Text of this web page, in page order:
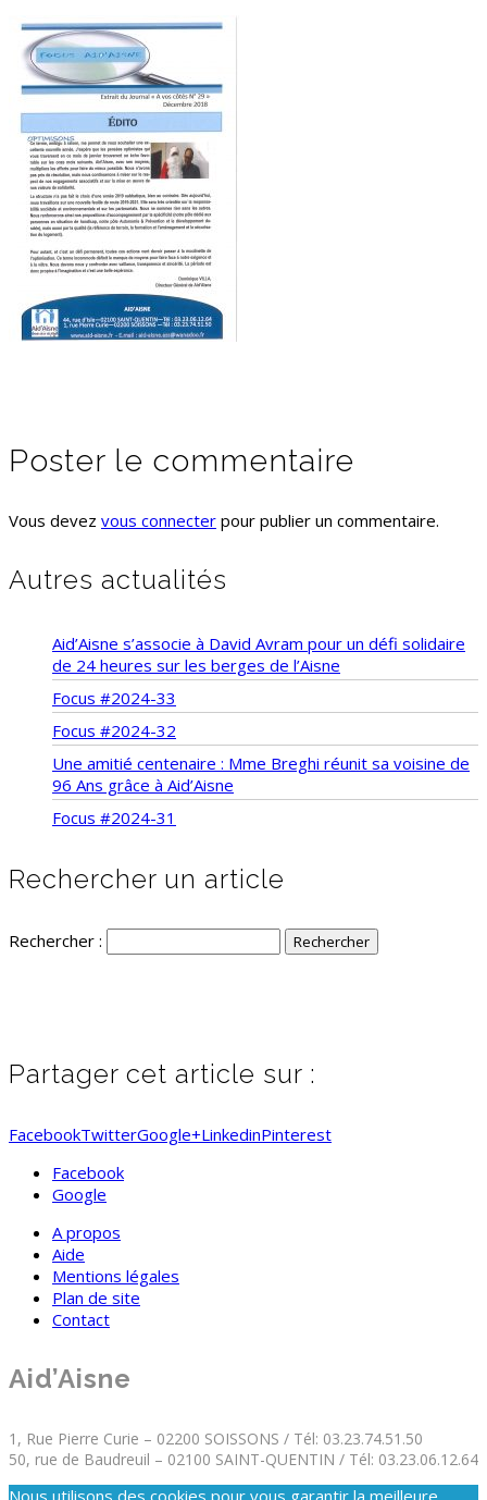
Poster le commentaire
Vous devez vous connecter pour publier un commentaire.
Autres actualités
Aid’Aisne s’associe à David Avram pour un défi solidaire
de 24 heures sur les berges de l’Aisne
Focus #2024-33
Focus #2024-32
Une amitié centenaire : Mme Breghi réunit sa voisine de
96 Ans grâce à Aid’Aisne
Focus #2024-31
Rechercher un article
Rechercher :
Partager cet article sur :
FacebookTwitterGoogle+LinkedinPinterest
Facebook
Google
A propos
Aide
Mentions légales
Plan de site
Contact
Aid’Aisne
1, Rue Pierre Curie – 02200 SOISSONS / Tél: 03.23.74.51.50
50, rue de Baudreuil – 02100 SAINT-QUENTIN / Tél: 03.23.06.12.64
Nous utilisons des cookies pour vous garantir la meilleure